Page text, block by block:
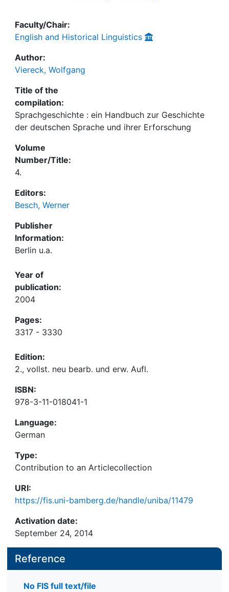
Faculty/Chair:
English and Historical Linguistics
Author:
Viereck, Wolfgang
Title of the
compilation:
Sprachgeschichte : ein Handbuch zur Geschichte
der deutschen Sprache und ihrer Erforschung
Volume
Number/Title:
4.
Editors:
Besch, Werner
Publisher
Information:
Berlin u.a.
Year of
publication:
2004
Pages:
3317 - 3330
Edition:
2., vollst. neu bearb. und erw. Aufl.
ISBN:
978-3-11-018041-1
Language:
German
Type:
Contribution to an Articlecollection
URI:
https://fis.uni-bamberg.de/handle/uniba/11479
Activation date:
September 24, 2014
Reference
No FIS full text/file